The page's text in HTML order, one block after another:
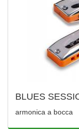
BLUES
armonica a bocca